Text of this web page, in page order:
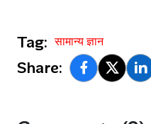
Tag: सामान्य ज्ञान
Share: